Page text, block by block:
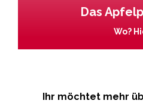
Das
Wo?
Ihr möchtet mehr